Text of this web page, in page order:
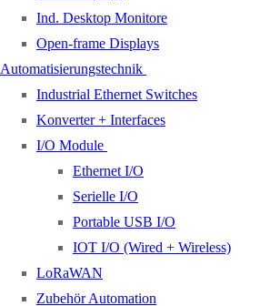
Ind. Desktop Monitore
Open-frame Displays
Automatisierungstechnik
Industrial Ethernet Switches
Konverter + Interfaces
I/O Module
Ethernet I/O
Serielle I/O
Portable USB I/O
IOT I/O (Wired + Wireless)
LoRaWAN
Zubehör Automation